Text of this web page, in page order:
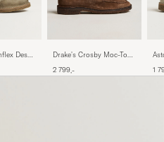
Desert
Drake's Crosby Moc-Toe
Brown
2 799,- 1